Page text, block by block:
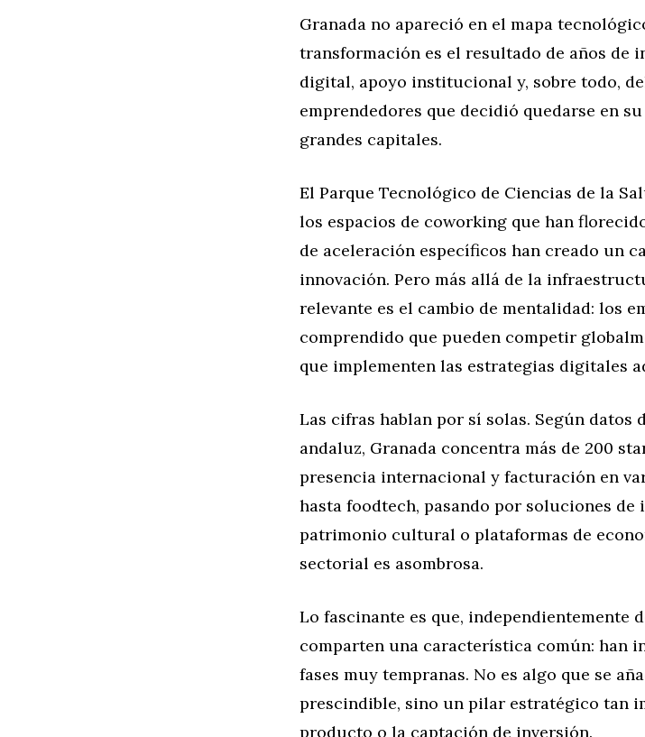
Granada no apareció en el mapa
transformación es el resultado de años de
digital, apoyo institucional y, sobre todo,
emprendedores que decidió quedarse en
grandes capitales.
El Parque Tecnológico de Ciencias de la
los espacios de coworking que han
de aceleración específicos han creado un
innovación. Pero más allá de la
relevante es el cambio de mentalidad: los
comprendido que pueden competir
que implementen las estrategias digitales
Las cifras hablan por sí solas. Según datos
andaluz, Granada concentra más de 200
presencia internacional y facturación en
hasta foodtech, pasando por soluciones
patrimonio cultural o plataformas de
sectorial es asombrosa.
Lo fascinante es que, independientemente
comparten una característica común: han
fases muy tempranas. No es algo que se
prescindible, sino un pilar estratégico tan
producto o la captación de inversión.